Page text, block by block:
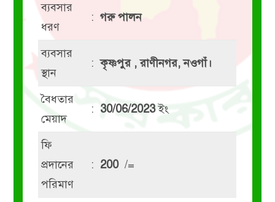
ব্যবসার
ধরণ
:গরু পালন
ব্যবসার
স্থান
:কৃষ্ণপুর , রাণীনগর, নওগাঁ।
বৈধতার
মেয়াদ
: 30/06/2023ইং
ফি
প্রদানের
পরিমাণ
: 200/=